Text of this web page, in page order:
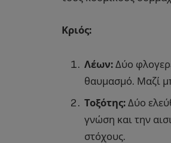
Κριός:
Λέων: Δύο
θαυμασμό. Μαζί
Τοξότης: Δύο
γνώση και την
στόχους.